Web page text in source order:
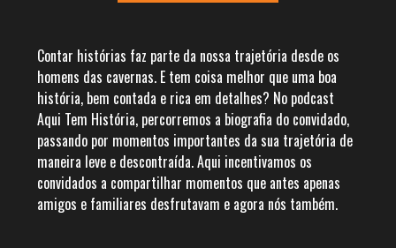
Contar histórias faz parte da nossa trajetória desde os
homens das cavernas. E tem coisa melhor que uma boa
história, bem contada e rica em detalhes? No podcast
Aqui Tem História, percorremos a biografia do convidado,
passando por momentos importantes da sua trajetória de
maneira leve e descontraída. Aqui incentivamos os
convidados a compartilhar momentos que antes apenas
amigos e familiares desfrutavam e agora nós também.